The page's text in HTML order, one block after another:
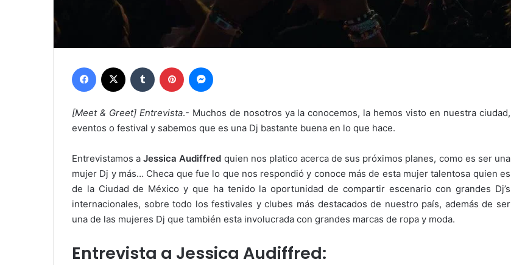
[Meet & Greet] Entrevista.- Muchos de nosotros ya la conocemos, la hemos visto en nuestra ciudad,
eventos o festival y sabemos que es una Dj bastante buena en lo que hace.
Entrevistamos aJessica Audiffred quien nos platico acerca de sus próximos planes, como es ser una
mujer Dj y más… Checa que fue lo que nos respondió y conoce más de esta mujer talentosa quien es
de la Ciudad de México y que ha tenido la oportunidad de compartir escenario con grandes Dj’s
internacionales, sobre todo los festivales y clubes más destacados de nuestro país, además de ser
una de las mujeres Dj que también esta involucrada con grandes marcas de ropa y moda.
Entrevista a Jessica Audiffred: